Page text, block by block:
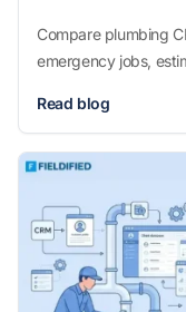
Compare plumbing
emergency jobs,
Read blog